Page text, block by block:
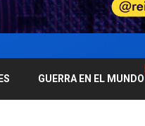
GUERRA EN EL MUNDO